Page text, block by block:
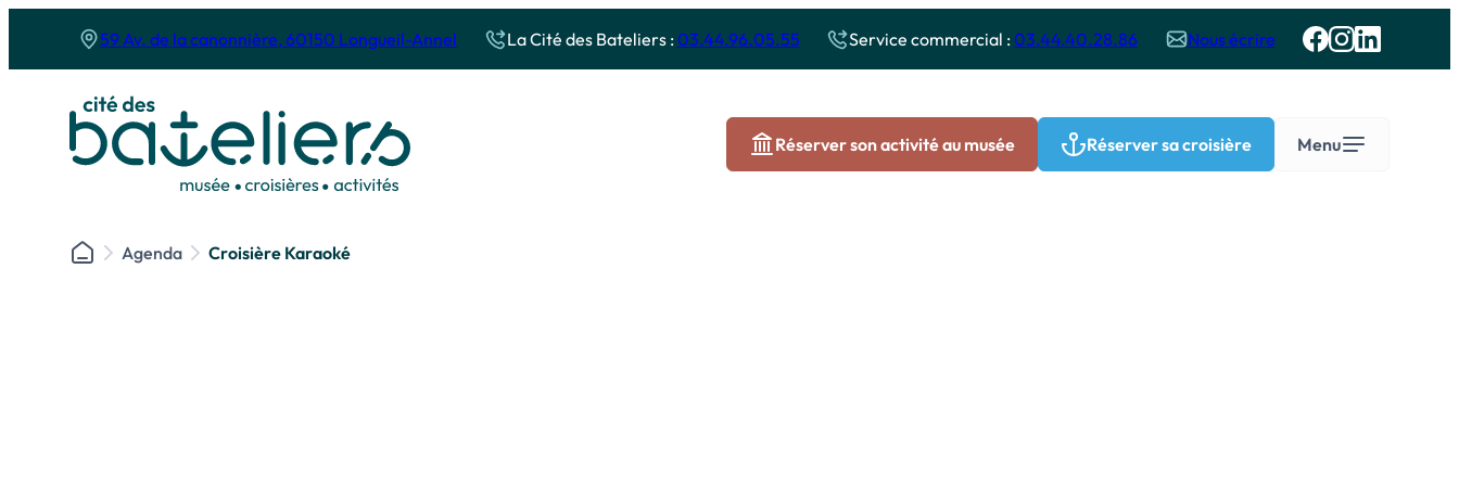
59 Av. de la canonnière, 60150 Longueil-Annel La Cité des Bateliers :03.44.96.05.55 Service commercial :03.44.40.28.86 Nous écrire
Réserver son activité au musée Réserver sa croisière Menu
Le musée
Agenda Croisière Karaoké